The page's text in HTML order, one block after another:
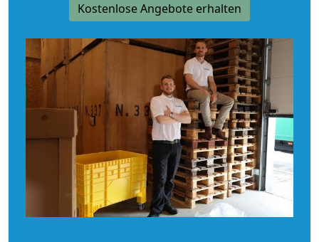
Kostenlose Angebote erhalten